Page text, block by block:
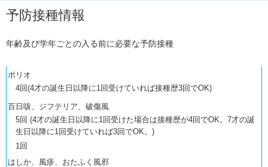
予防接種情報
年齢及び学年ごとの入る前に必要な予防接種
ポリオ
4回(4才の誕生日以降に1回受けていれば接種歴3回でOK)
百日咳、ジフテリア、破傷風
5回 (4才の誕生日以降に1回受けた場合は接種歴が4回でOK。7才の誕
生日以降に1回受けていれば3回でOK。)
1回
はしか、風疹、おたふく風邪